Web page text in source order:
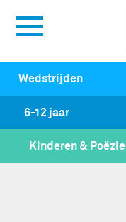
Wedstrijden
6-12 jaar
Kinderen & Poëzie